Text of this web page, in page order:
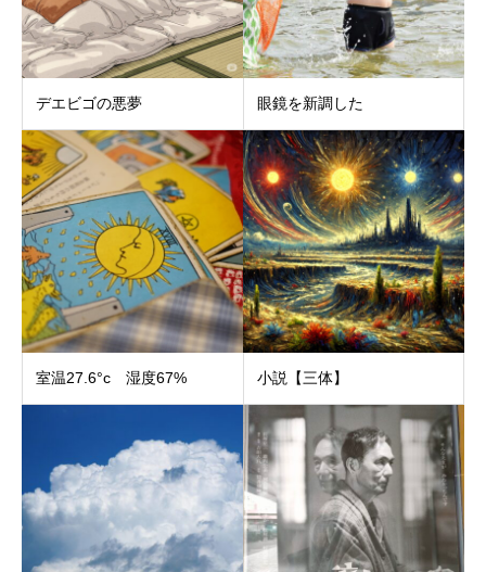
デエビゴの悪夢 眼鏡を新調した
室温27.6°c 湿度67% 小説【三体】